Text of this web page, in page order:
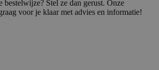
bestelwijze? Stel ze dan gerust. Onze
voor je klaar met advies en informatie!